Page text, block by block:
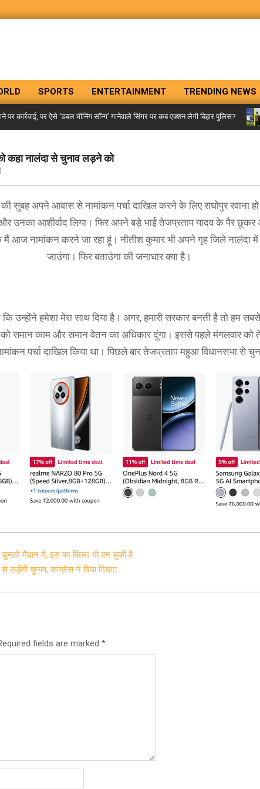
SPORTS ENTERTAINMENT TRENDING NEWS
पर ऐसे ‘डबल मीनिंग सॉन्ग’ गानेवाले सिंगर पर कब एक्शन लेगी बिहार पुलिस?
कहा नालंदा से चुनाव लड़ने को
सुबह अपने आवास से नामांकन पर्चा दाखिल करने के लिए राघोपुर रवाना
उनका आशीर्वाद लिया। फिर अपने बड़े भाई तेजप्रताप यादव के पैर छूकर
मैं आज नामांकन करने जा रहा हूं। नीतीश कुमार भी अपने गृह जिले नालंदा
जाउंगा। फिर बताउंगा की जनाधार क्या है।
उन्होंने हमेशा मेरा साथ दिया है। अगर, हमारी सरकार बनती है तो हम
को समान काम और समान वेतन का अधिकार दूंगा। इससे पहले मंगलवार
पर्चा दाखिल किया था। पिछले बार तेजप्रताप महुआ विधानसभा से
चुनावी मैदान में, इस पर फिल्म भी बन चुकी है
से लड़ेंगी चुनाव, कांग्रेस ने दिया टिकट
fields are marked *